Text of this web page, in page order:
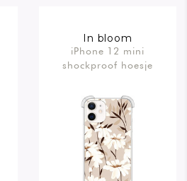
In bloom
iPhone 12 mini
shockproof hoesje